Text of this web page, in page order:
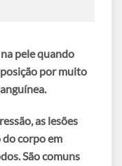
pele quando
por muito
as lesões
do corpo em
São comuns